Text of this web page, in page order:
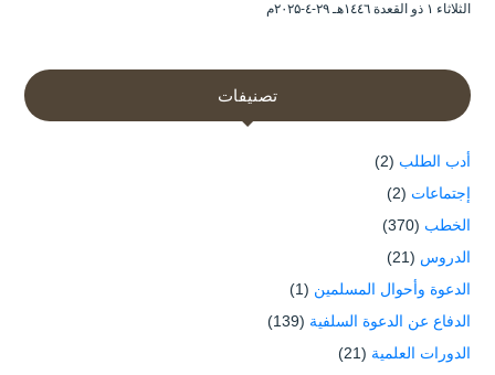
الثلاثاء ۱ ذو القعدة ۱٤٤٦هـ ۲۹-٤-۲۰۲۵م
تصنيفات
أدب الطلب (2)
إجتماعات (2)
الخطب (370)
الدروس (21)
الدعوة وأحوال المسلمين (1)
الدفاع عن الدعوة السلفية (139)
الدورات العلمية (21)